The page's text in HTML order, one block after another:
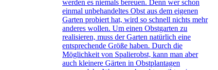
werden es niemals bereuen. Denn wer schon
einmal unbehandeltes Obst aus dem eigenen
Garten probiert hat, wird so schnell nichts mehr
anderes wollen. Um einen Obstgarten zu
realisieren, muss der Garten natürlich eine
entsprechende Größe haben. Durch die
Möglichkeit von Spalierobst, kann man aber
auch kleinere Gärten in Obstplantagen